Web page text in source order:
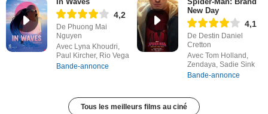
4,2
De Phuong Mai
Nguyen
Avec Lyna Khoudri,
Paul Kircher, Rio Vega
Bande-annonce
New Day
4,1
De Destin Daniel
Cretton
Avec Tom Holland,
Zendaya, Sadie Sink
Bande-annonce
Tous les meilleurs films au ciné